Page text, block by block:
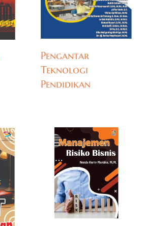
Pengantar
Teknologi
Pendidikan